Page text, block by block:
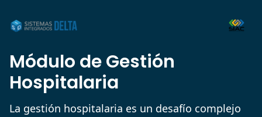
Módulo de Gestión
Hospitalaria
La gestión hospitalaria es un desafío complejo